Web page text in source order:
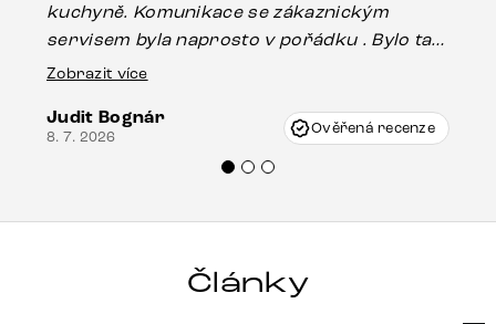
kuchyně. Komunikace se zákaznickým
servisem byla naprosto v pořádku . Bylo tam
drobné poškození u nohy stolu, které mohlo
Vincze mi velmi korektně vyšli vstříc.
Doporučuji produkty Delife všem.“
Zobrazit více
Judit Bognár
8. 7. 2026 Ověřená recenze
Články